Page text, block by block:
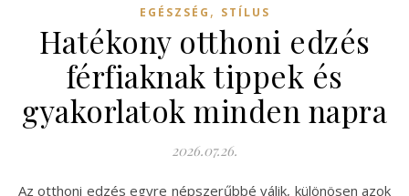
EGÉSZSÉG , STÍLUS
Hatékony otthoni edzés
férfiaknak tippek és
gyakorlatok minden napra
2026.07.26.
Az otthoni edzés egyre népszerűbbé válik, különösen azok